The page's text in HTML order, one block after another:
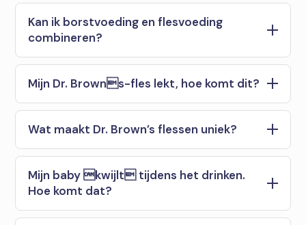
Kan ik borstvoeding en flesvoeding
combineren?
Mijn Dr. Browns-fles lekt, hoe komt dit?
Wat maakt Dr. Brown’s flessen uniek?
Mijn baby kwijlt tijdens het drinken.
Hoe komt dat?